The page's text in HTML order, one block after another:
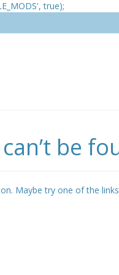
true);
be
Maybe try one of the